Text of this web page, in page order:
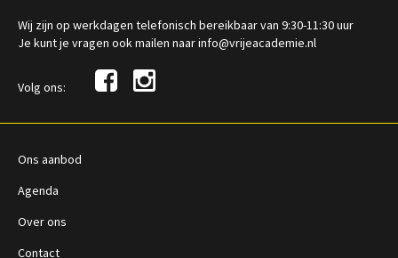
Wij zijn op werkdagen telefonisch bereikbaar van 9:30-11:30 uur
Je kunt je vragen ook mailen naar info@vrijeacademie.nl
Volg ons:
Ons aanbod
Agenda
Over ons
Contact